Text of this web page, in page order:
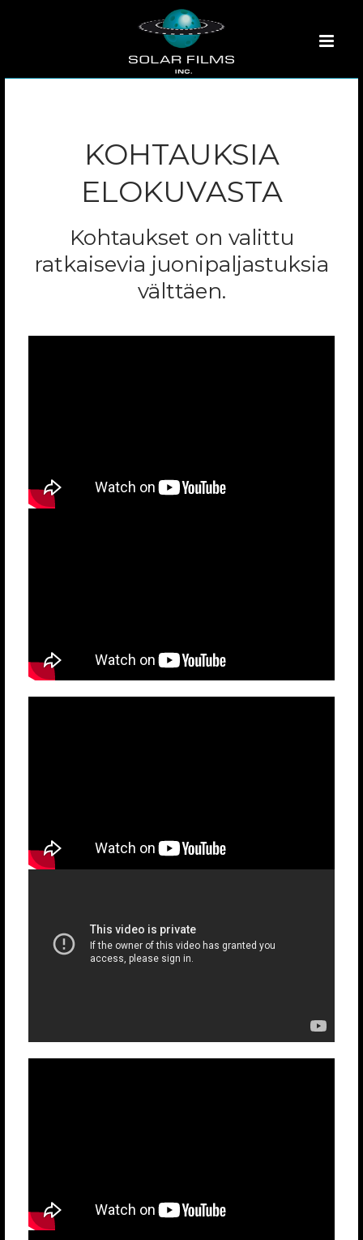
KOHTAUKSIA
ELOKUVASTA
Kohtaukset on valittu
ratkaisevia juonipaljastuksia
välttäen.